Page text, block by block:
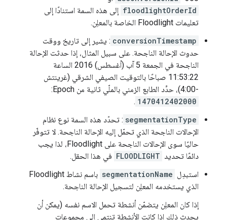
floodlightOrderId إلى هذه السمة استنادًا إلى
تعليمات Floodlight الخاصة بالمعلِن.
conversionTimestamp : يشير إلى تاريخ ووقت
حدوث الإحالة الناجحة. على سبيل المثال، إذا حدثت الإحالة
الناجحة في الجمعة 5 آب (أغسطس) 2016 الساعة
11:53:22 صباحًا بالتوقيت الصيفي الشرقي (غرينتش
-4:00)، حدِّد الطابع الزمني بالملّي ثانية من Epoch:
1470412402000
.
segmentationType : تحدّد هذه السمة نوع نظام
الإحالات الناجحة الذي تحمّل إليه الإحالة الناجحة. لا تتوفّر
حاليًا سوى الإحالات الناجحة على Floodlight، لذا يجب
دائمًا تحديد FLOODLIGHT في هذا الحقل.
استبدِل segmentationName
باسم نشاط Floodlight
الذي يستخدمه المعلِن لتسجيل الإحالة الناجحة.
إذا كان المعلِن يتضمّن أنشطة تحمل الاسم نفسه (يمكن أن
يحدث ذلك إذا كانت الأنشطة تنتمي إلى مجموعات